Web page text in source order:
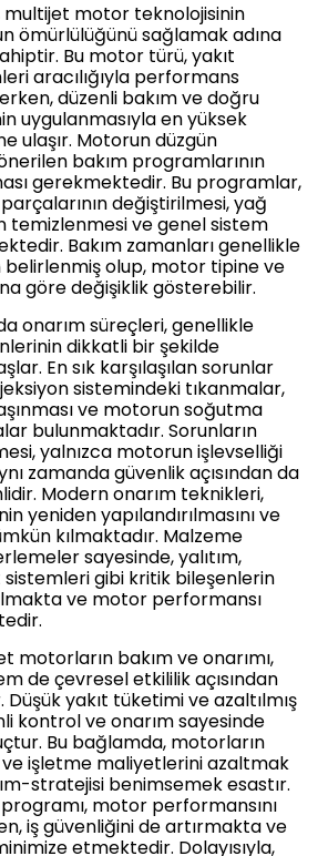
multijet motor teknolojisinin
ömürlülüğünü sağlamak adına
Bu motor türü, yakıt
aracılığıyla performans
düzenli bakım ve doğru
uygulanmasıyla en yüksek
ulaşır. Motorun düzgün
bakım programlarının
gerekmektedir. Bu programlar,
değiştirilmesi, yağ
temizlenmesi ve genel sistem
Bakım zamanları genellikle
olup, motor tipine ve
göre değişiklik gösterebilir.
onarım süreçleri, genellikle
dikkatli bir şekilde
En sık karşılaşılan sorunlar
sistemindeki tıkanmalar,
ve motorun soğutma
bulunmaktadır. Sorunların
yalnızca motorun işlevselliği
zamanda güvenlik açısından da
Modern onarım teknikleri,
yeniden yapılandırılmasını ve
kılmaktadır. Malzeme
sayesinde, yalıtım,
gibi kritik bileşenlerin
ve motor performansı
motorların bakım ve onarımı,
de çevresel etkililik açısından
yakıt tüketimi ve azaltılmış
kontrol ve onarım sayesinde
Bu bağlamda, motorların
işletme maliyetlerini azaltmak
stratejisi benimsemek esastır.
motor performansını
iş güvenliğini de artırmakta ve
etmektedir. Dolayısıyla,